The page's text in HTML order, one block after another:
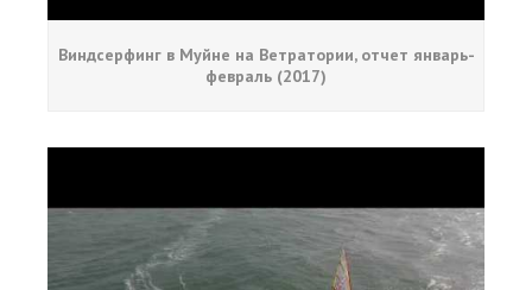
Виндсерфинг в Муйне на Ветратории, отчет январь-
февраль (2017)